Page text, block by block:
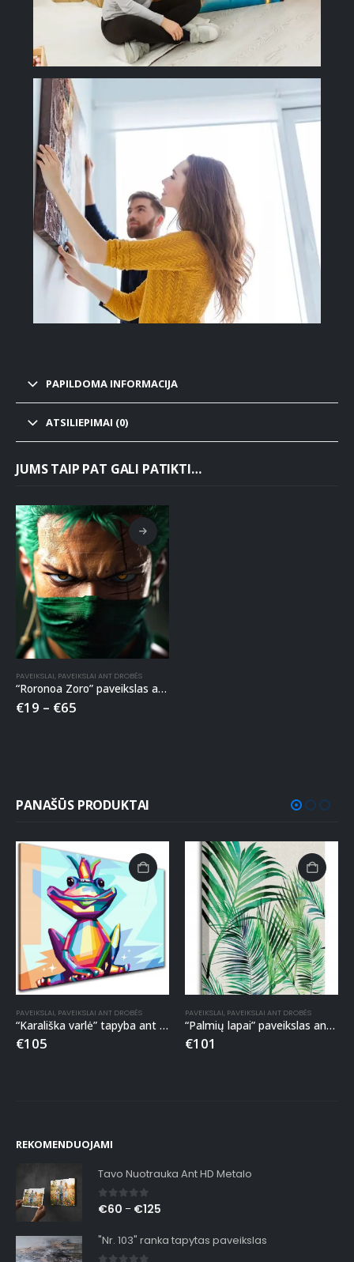
PAPILDOMA INFORMACIJA
ATSILIEPIMAI (0)
JUMS TAIP PAT GALI PATIKTI…
PAVEIKSLAI, PAVEIKSLAI ANT DROBĖS
“Roronoa Zoro” paveikslas ant drobės
€19 – €65
PANAŠŪS PRODUKTAI
PAVEIKSLAI, PAVEIKSLAI ANT DROBĖS
“Karališka varlė” tapyba ant drobės
€105
PAVEIKSLAI, PAVEIKSLAI ANT DROBĖS
“Palmių lapai” paveikslas ant drobės
€101
REKOMENDUOJAMI
Tavo Nuotrauka Ant HD Metalo
0out of 5
€60 – €125
"Nr. 103" ranka tapytas paveikslas